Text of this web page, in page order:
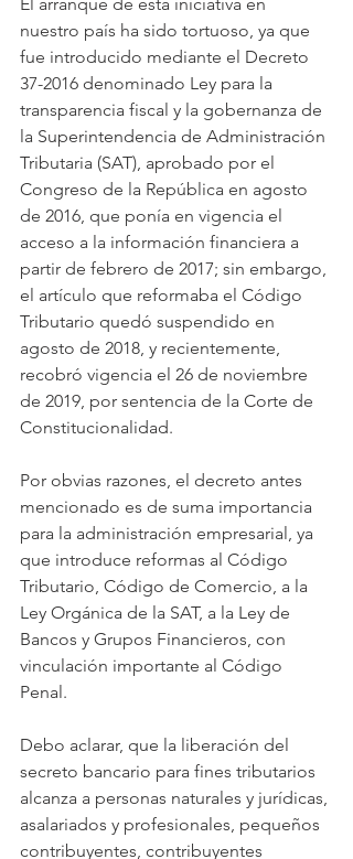
nuestro país ha sido tortuoso, ya que
fue introducido mediante el Decreto
37-2016 denominado Ley para la
transparencia fiscal y la gobernanza de
la Superintendencia de Administración
Tributaria (SAT), aprobado por el
Congreso de la República en agosto
de 2016, que ponía en vigencia el
acceso a la información financiera a
partir de febrero de 2017; sin embargo,
el artículo que reformaba el Código
Tributario quedó suspendido en
agosto de 2018, y recientemente,
recobró vigencia el 26 de noviembre
de 2019, por sentencia de la Corte de
Constitucionalidad.
Por obvias razones, el decreto antes
mencionado es de suma importancia
para la administración empresarial, ya
que introduce reformas al Código
Tributario, Código de Comercio, a la
Ley Orgánica de la SAT, a la Ley de
Bancos y Grupos Financieros, con
vinculación importante al Código
Penal.
Debo aclarar, que la liberación del
secreto bancario para fines tributarios
alcanza a personas naturales y jurídicas,
asalariados y profesionales, pequeños
contribuyentes, contribuyentes